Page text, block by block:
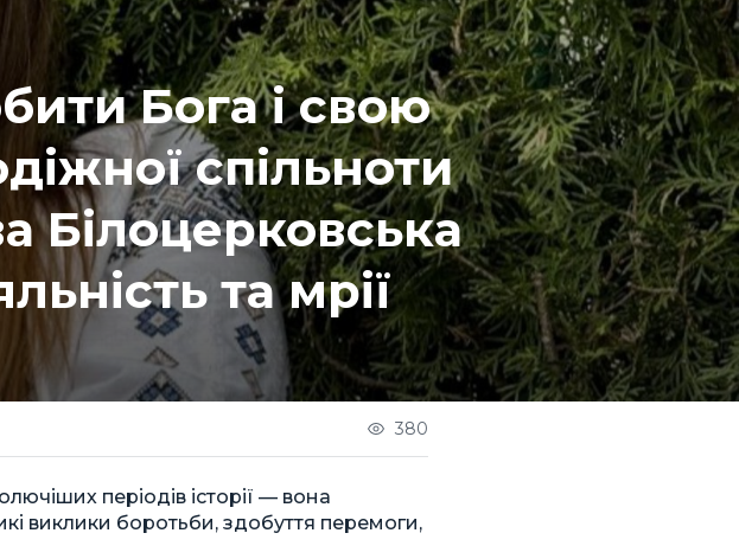
Бога і свою
спільноти
Білоцерковська
та мрії
380
періодів історії — вона
виклики боротьби, здобуття перемоги,